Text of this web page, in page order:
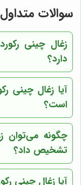
سوالات
زغال چینی
دارد؟
آیا زغال چینی
است؟
چگونه می‌توان
تشخیص داد؟
آیا زغال چینی